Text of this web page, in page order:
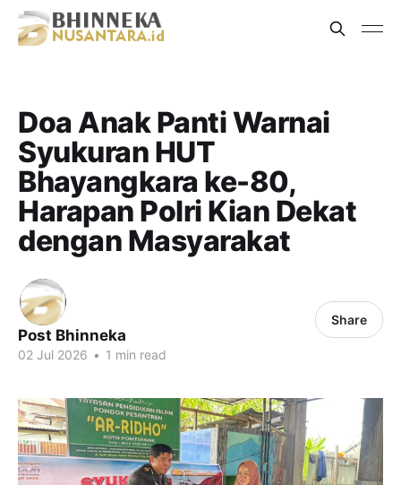
Doa Anak Panti Warnai
Syukuran HUT
Bhayangkara ke-80,
Harapan Polri Kian Dekat
dengan Masyarakat
Post Bhinneka
02 Jul 2026 • 1 min read
Share